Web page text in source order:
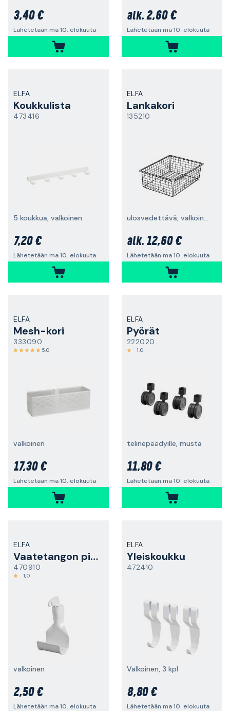
3,40 €
Lähetetään ma 10. elokuuta
alk. 2,60 €
Lähetetään ma 10. elokuuta
ELFA
Koukkulista
473416
5 koukkua, valkoinen
7,20 €
Lähetetään ma 10. elokuuta
ELFA
Lankakori
135210
ulosvedettävä, valkoinen
alk. 12,60 €
Lähetetään ma 10. elokuuta
ELFA
Mesh-kori
333090
5,0
valkoinen
17,30 €
Lähetetään ma 10. elokuuta
ELFA
Pyörät
222020
1,0
telinepäädyille, musta
11,80 €
Lähetetään ma 10. elokuuta
ELFA
Vaatetangon pidike
470910
1,0
valkoinen
2,50 €
Lähetetään ma 10. elokuuta
ELFA
Yleiskoukku
472410
Valkoinen, 3 kpl
8,80 €
Lähetetään ma 10. elokuuta